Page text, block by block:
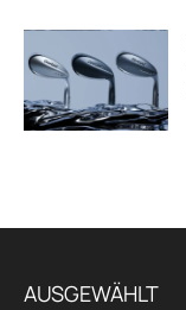
AUSGEWÄHLT